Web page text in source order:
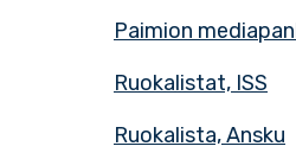
Paimion
Ruokalistat, ISS
Ruokalista, Ansku